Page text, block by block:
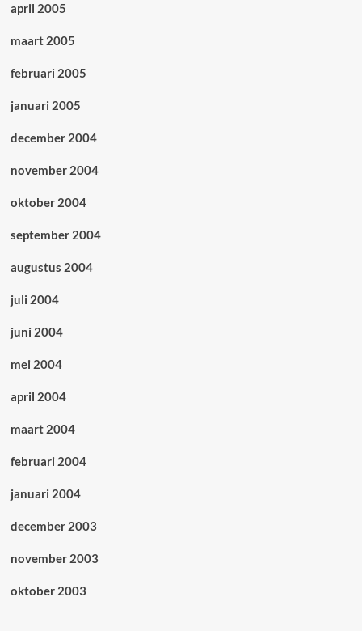
april 2005
maart 2005
februari 2005
januari 2005
december 2004
november 2004
oktober 2004
september 2004
augustus 2004
juli 2004
juni 2004
mei 2004
april 2004
maart 2004
februari 2004
januari 2004
december 2003
november 2003
oktober 2003